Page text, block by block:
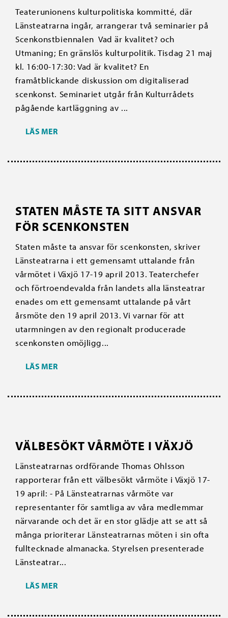
Teaterunionens kulturpolitiska kommitté, där
Länsteatrarna ingår, arrangerar två seminarier på
Scenkonstbiennalen Vad är kvalitet? och
Utmaning; En gränslös kulturpolitik. Tisdag 21 maj
kl. 16:00-17:30: Vad är kvalitet? En
framåtblickande diskussion om digitaliserad
scenkonst. Seminariet utgår från Kulturrådets
pågående kartläggning av ...
LÄS MER
STATEN MÅSTE TA SITT ANSVAR
FÖR SCENKONSTEN
Staten måste ta ansvar för scenkonsten, skriver
Länsteatrarna i ett gemensamt uttalande från
vårmötet i Växjö 17-19 april 2013. Teaterchefer
och förtroendevalda från landets alla länsteatrar
enades om ett gemensamt uttalande på vårt
årsmöte den 19 april 2013. Vi varnar för att
utarmningen av den regionalt producerade
scenkonsten omöjligg...
LÄS MER
VÄLBESÖKT VÅRMÖTE I VÄXJÖ
Länsteatrarnas ordförande Thomas Ohlsson
rapporterar från ett välbesökt vårmöte i Växjö 17-
19 april: - På Länsteatrarnas vårmöte var
representanter för samtliga av våra medlemmar
närvarande och det är en stor glädje att se att så
många prioriterar Länsteatrarnas möten i sin ofta
fulltecknade almanacka. Styrelsen presenterade
Länsteatrar...
LÄS MER